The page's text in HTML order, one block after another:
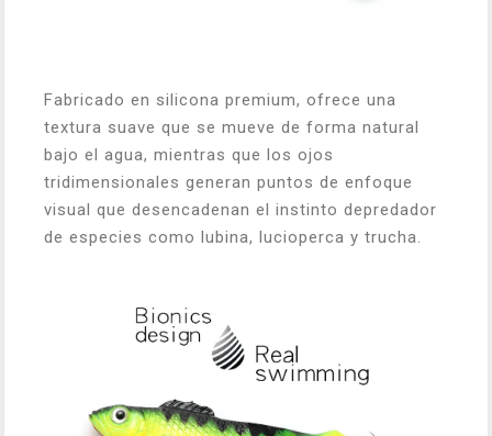
Fabricado en silicona premium, ofrece una
textura suave que se mueve de forma natural
bajo el agua, mientras que los ojos
tridimensionales generan puntos de enfoque
visual que desencadenan el instinto depredador
de especies como lubina, lucioperca y trucha.